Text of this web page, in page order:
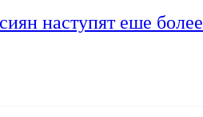
наступят еше более